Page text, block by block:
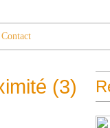
Contact
(3)